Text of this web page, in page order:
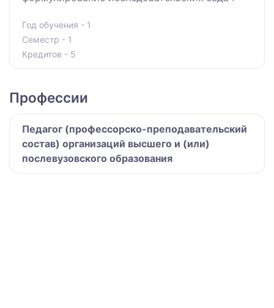
Год обучения - 1
Семестр - 1
Кредитов - 5
Профессии
Педагог (профессорско-преподавательский
состав) организаций высшего и (или)
послевузовского образования